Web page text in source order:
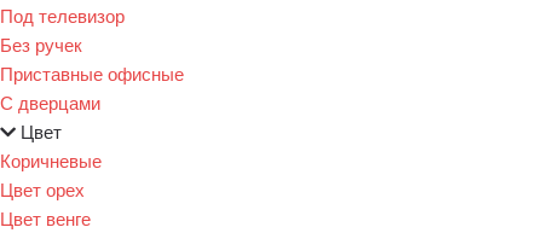
Под телевизор
Без ручек
Приставные офисные
С дверцами
Цвет
Коричневые
Цвет орех
Цвет венге